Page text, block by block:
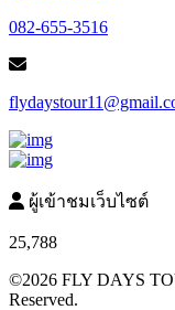
082-655-3516
ผู้เข้าชมเว็บไซต์
25,788
©2026 FLY DAYS
Reserved.